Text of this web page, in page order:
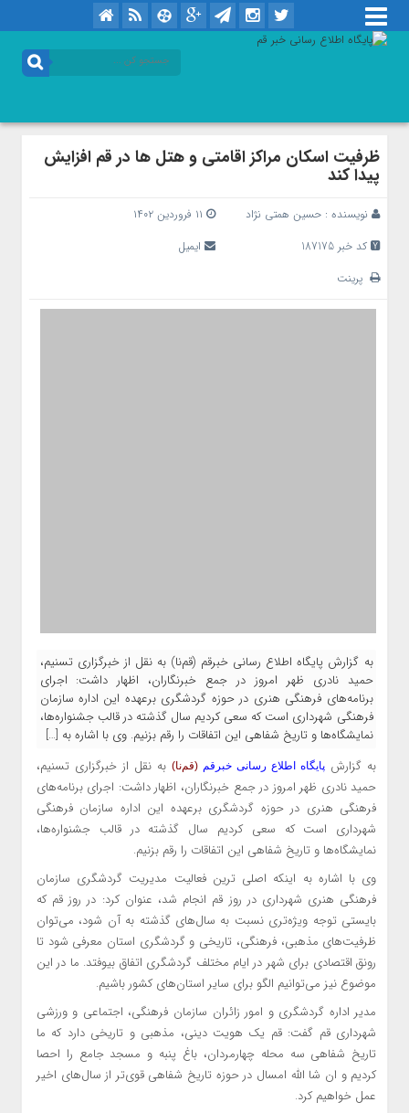
ظرفیت اسکان مراکز اقامتی و هتل ها در قم افزایش
پیدا کند
نویسنده : حسین همتی نژاد
کد خبر 187175
ایمیل
پرینت
به گزارش پایگاه اطلاع رسانی خبرقم (قم‌نا) به نقل از خبرگزاری تسنیم،
حمید نادری ظهر امروز در جمع خبرنگاران، اظهار داشت: اجرای
برنامه‌های فرهنگی هنری در حوزه گردشگری برعهده این اداره سازمان
فرهنگی شهرداری است که سعی کردیم سال گذشته در قالب جشنواره‌ها،
نمایشگاه‌ها و تاریخ شفاهی این اتفاقات را رقم بزنیم. وی با اشاره به […]
به گزارش پایگاه اطلاع رسانی خبرقم (قم‌نا)
به نقل از خبرگزاری تسنیم،
حمید نادری ظهر امروز در جمع خبرنگاران، اظهار داشت: اجرای برنامه‌های
فرهنگی هنری در حوزه گردشگری برعهده این اداره سازمان فرهنگی
شهرداری است که سعی کردیم سال گذشته در قالب جشنواره‌ها،
نمایشگاه‌ها و تاریخ شفاهی این اتفاقات را رقم بزنیم.
وی با اشاره به اینکه اصلی ترین فعالیت مدیریت گردشگری سازمان
فرهنگی هنری شهرداری در روز قم انجام شد، عنوان کرد: در روز قم که
بایستی توجه ویژه‌تری نسبت به سال‌های گذشته به آن شود، می‌توان
ظرفیت‌های مذهبی، فرهنگی، تاریخی و گردشگری استان معرفی شود تا
رونق اقتصادی برای شهر در ایام مختلف گردشگری اتفاق بیوفتد. ما در این
موضوع نیز می‌توانیم الگو برای سایر استان‌های کشور باشیم.
مدیر اداره گردشگری و امور زائران سازمان فرهنگی، اجتماعی و ورزشی
شهرداری قم گفت: قم یک هویت دینی، مذهبی و تاریخی دارد که ما
تاریخ شفاهی سه محله چهارمردان، باغ پنبه و مسجد جامع را احصا
کردیم و ان شا الله امسال در حوزه تاریخ شفاهی قوی‌تر از سال‌های اخیر
عمل خواهیم کرد.